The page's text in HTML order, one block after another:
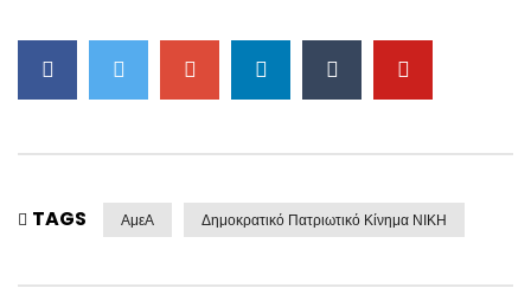
TAGS ΑμεΑ Δημοκρατικό Πατριωτικό Κίνημα ΝΙΚΗ